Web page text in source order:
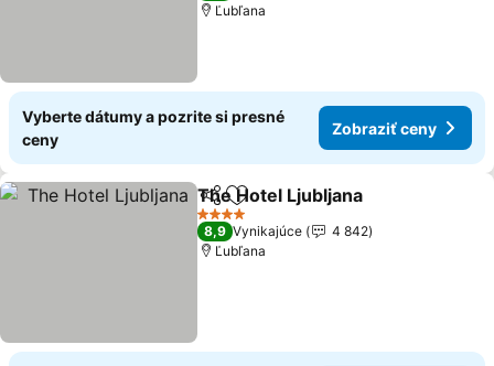
Ľubľana
Vyberte dátumy a pozrite si presné
ceny
Zobraziť ceny
ZdieľaťPridať do obľúbených
The Hotel Ljubljana
4 Počet hviezdičiek
8,9 Vynikajúce
4 842
Ľubľana